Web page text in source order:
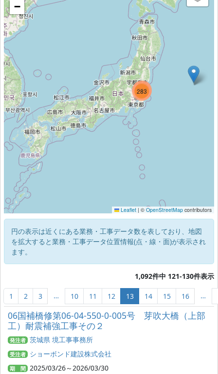
283
993
782
−
Leaflet | © OpenStreetMap contributors
円の表示は近くにある業務・工事データ数を表しており、地図
を拡大すると業務・工事データ位置情報(点・線・面)が表示され
ます。
1,092件中 121-130件表示
1 2 3 … 10 11 12 13 14 15 16 …
06国補橋修第06-04-550-0-005号 芽吹大橋（上部
工）耐震補強工事その２
発注者 茨城県 境工事事務所
受注者 ショーボンド建設株式会社
期 間 2025/03/26～2026/03/30